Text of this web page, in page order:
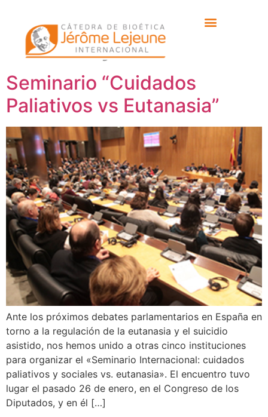
Etiqueta: fundación
valores y sociedad
Seminario “Cuidados
Paliativos vs Eutanasia”
Ante los próximos debates parlamentarios en España en
torno a la regulación de la eutanasia y el suicidio
asistido, nos hemos unido a otras cinco instituciones
para organizar el «Seminario Internacional: cuidados
paliativos y sociales vs. eutanasia». El encuentro tuvo
lugar el pasado 26 de enero, en el Congreso de los
Diputados, y en él […]